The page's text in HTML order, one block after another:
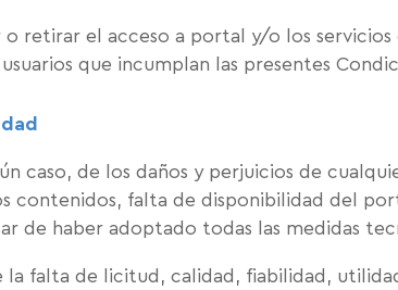
o retirar el acceso a portal y/o los
que incumplan las presentes
caso, de los daños y perjuicios de
contenidos, falta de disponibilidad del
de haber adoptado todas las medidas
la falta de licitud, calidad, fiabilidad,